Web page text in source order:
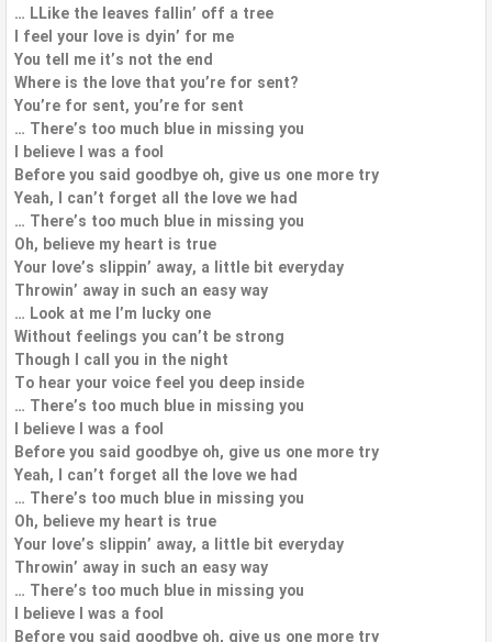
… LLike the leaves fallin’ off a tree
I feel your love is dyin’ for me
You tell me it’s not the end
Where is the love that you’re for sent?
You’re for sent, you’re for sent
… There’s too much blue in missing you
I believe I was a fool
Before you said goodbye oh, give us one more try
Yeah, I can’t forget all the love we had
… There’s too much blue in missing you
Oh, believe my heart is true
Your love’s slippin’ away, a little bit everyday
Throwin’ away in such an easy way
… Look at me I’m lucky one
Without feelings you can’t be strong
Though I call you in the night
To hear your voice feel you deep inside
… There’s too much blue in missing you
I believe I was a fool
Before you said goodbye oh, give us one more try
Yeah, I can’t forget all the love we had
… There’s too much blue in missing you
Oh, believe my heart is true
Your love’s slippin’ away, a little bit everyday
Throwin’ away in such an easy way
… There’s too much blue in missing you
I believe I was a fool
Before you said goodbye oh, give us one more try